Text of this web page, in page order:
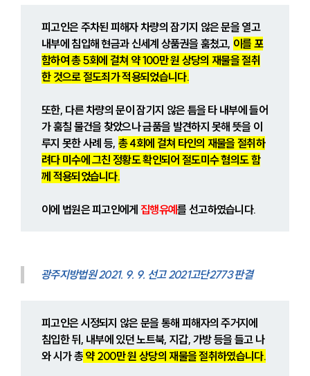
피고인은 주차된 피해자 차량의 잠기지 않은 문을 열고
내부에 침입해 현금과 신세계 상품권을 훔쳤고, 이를 포
함하여 총 5회에 걸쳐 약 100만 원 상당의 재물을 절취
한 것으로 절도죄가 적용되었습니다.
또한, 다른 차량의 문이 잠기지 않은 틈을 타 내부에 들어
가 훔칠 물건을 찾았으나 금품을 발견하지 못해 뜻을 이
루지 못한 사례 등, 총 4회에 걸쳐 타인의 재물을 절취하
려다 미수에 그친 정황도 확인되어 절도미수 혐의도 함
께 적용되었습니다.
이에 법원은 피고인에게 집행유예를 선고하였습니다.
광주지방법원 2021. 9. 9. 선고 2021고단2773 판결
피고인은 시정되지 않은 문을 통해 피해자의 주거지에
침입한 뒤, 내부에 있던 노트북, 지갑, 가방 등을 들고 나
와 시가 총 약 200만 원 상당의 재물을 절취하였습니다.